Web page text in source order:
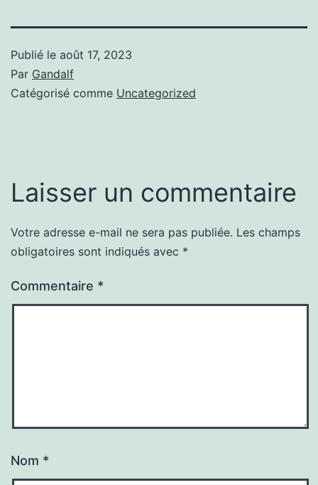
Publié le août 17, 2023
Par Gandalf
Catégorisé comme Uncategorized
Laisser un commentaire
Votre adresse e-mail ne sera pas publiée. Les champs
obligatoires sont indiqués avec *
Commentaire *
Nom *